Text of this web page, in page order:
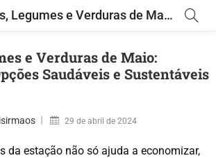
Frutas, Legumes e Verduras de Maio: Conheça as Opções Saudáveis e Sustentáveis
e Verduras de Maio:
Saudáveis e Sustentáveis
29 de abril de 2024
da estação não só ajuda a economizar,